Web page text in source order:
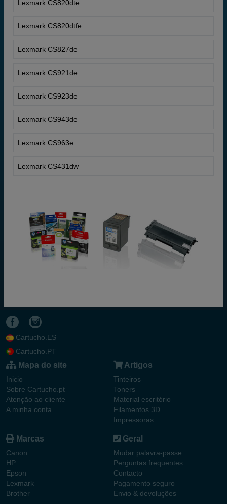
Lexmark CS820dte
Lexmark CS820dtfe
Lexmark CS827de
Lexmark CS921de
Lexmark CS923de
Lexmark CS943de
Lexmark CS963e
Lexmark CS431dw
Cartucho.ES
Cartucho.PT
Mapa do site
Inicio
Sobre Cartucho.pt
Atenção ao cliente
A minha conta
Artigos
Tinteiros
Toners
Material escritório
Filamentos 3D
Impressoras
Marcas
Canon
HP
Epson
Lexmark
Brother
Geral
Mudar palavra-passe
Perguntas frequentes
Contacto
Pagamento seguro
Envio & devoluções